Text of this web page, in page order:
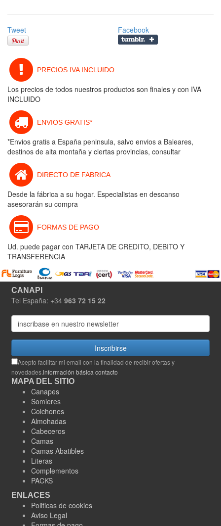
Tweet Facebook
PRECIOS IVA INCLUIDO
Los precios de todos nuestros productos son finales y con IVA
INCLUIDO
ENVIOS GRATIS*
*Envios gratis a España peninsula, salvo envios a Baleares,
destinos de alta montaña y ciertas provincias, consultar
DIRECTO DE FABRICA
Desde la fábrica a su hogar. Especialistas en descanso
asesorarán su compra
FORMAS DE PAGO
Ud. puede pagar con TARJETA DE CREDITO, DEBITO Y
TRANSFERENCIA
CANAPI
Tel España: +34 963 72 15 22
Inscribirse
Acepto facilitar mi email con la finalidad de recibir ofertas y
novedades.información básica contacto
MAPA DEL SITIO
Canapes
Somieres
Colchones
Almohadas
Cabeceros
Camas
Camas Abatibles
Literas
Complementos
PACKS
ENLACES
Politicas de cookies
Aviso Legal